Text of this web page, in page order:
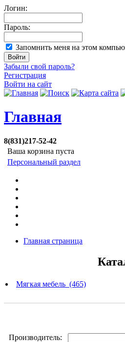
Логин:
Пароль:
Запомнить меня на этом
Забыли свой пароль?
Регистрация
Войти на сайт
Главная
8(831)217-52-42
Ваша корзина пуста
Персональный раздел
Главная страница
Мягкая мебель (465)
Производитель: